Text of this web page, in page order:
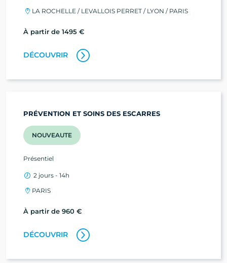
LA ROCHELLE / LEVALLOIS PERRET / LYON / PARIS
À partir de 1495 €
DÉCOUVRIR
PRÉVENTION ET SOINS DES ESCARRES
NOUVEAUTE
Présentiel
2 jours - 14h
PARIS
À partir de 960 €
DÉCOUVRIR